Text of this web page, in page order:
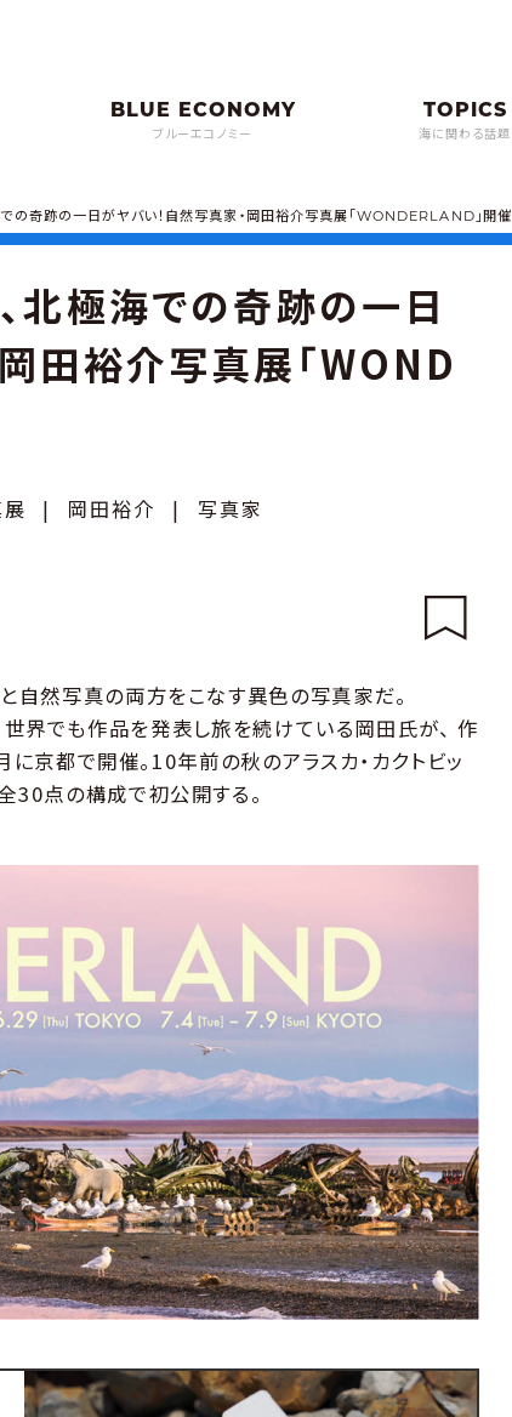
ブルーエコノミー 海に関わる話題
の奇跡の一日がヤバい！自然写真家・岡田裕介写真展「WONDERLAND」開催
北極海での奇跡の一日
田裕介写真展「WOND
| 岡田裕介 | 写真家
自然写真の両方をこなす異色の写真家だ。
でも作品を発表し旅を続けている岡田氏が、 作
京都で開催。10年前の秋のアラスカ・カクトビッ
30点の構成で初公開する。